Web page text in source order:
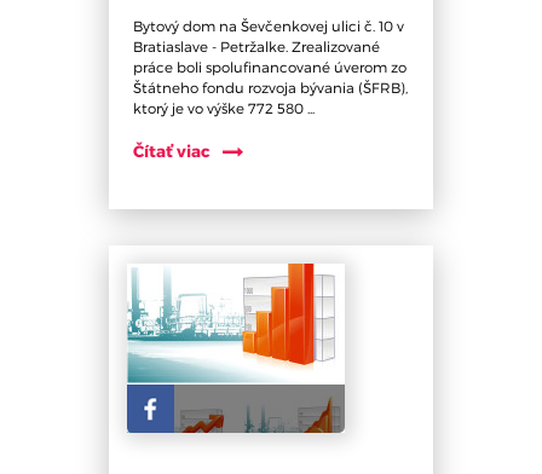
Bytový dom na Ševčenkovej ulici č. 10 v
Bratiaslave - Petržalke. Zrealizované
práce boli spolufinancované úverom zo
Štátneho fondu rozvoja bývania (ŠFRB),
ktorý je vo výške 772 580 ...
Čítať viac